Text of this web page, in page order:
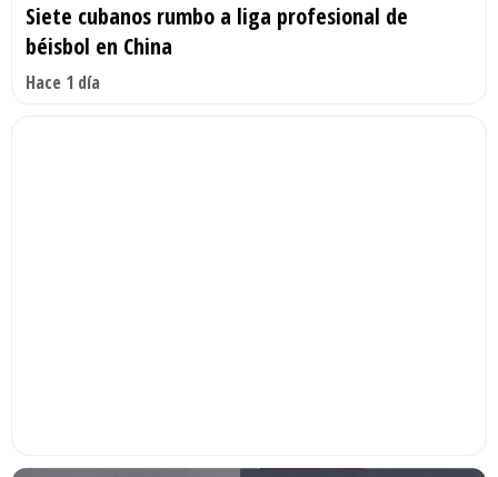
Siete cubanos rumbo a liga profesional de
béisbol en China
Hace 1 día